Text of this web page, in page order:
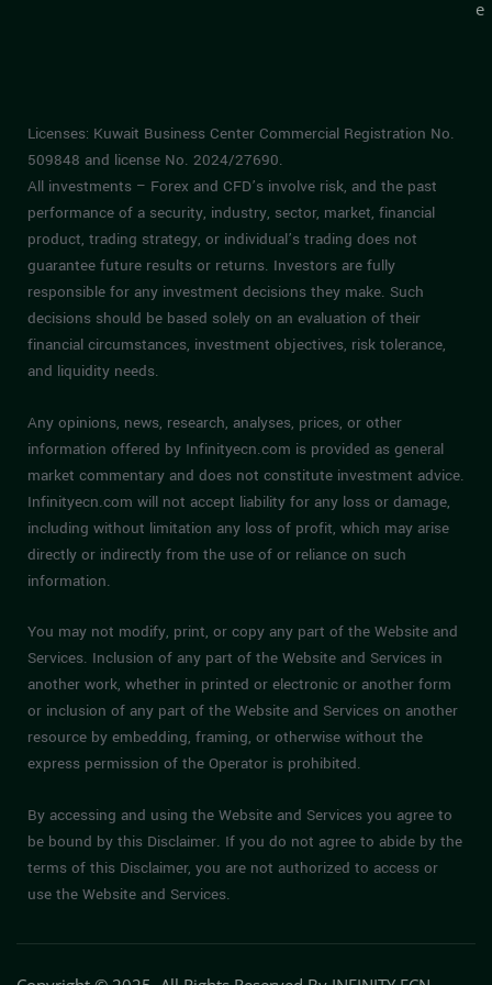
e
Licenses: Kuwait Business Center Commercial Registration No.
509848 and license No. 2024/27690.
All investments – Forex and CFD’s involve risk, and the past
performance of a security, industry, sector, market, financial
product, trading strategy, or individual’s trading does not
guarantee future results or returns. Investors are fully
responsible for any investment decisions they make. Such
decisions should be based solely on an evaluation of their
financial circumstances, investment objectives, risk tolerance,
and liquidity needs.
Any opinions, news, research, analyses, prices, or other
information offered by Infinityecn.com is provided as general
market commentary and does not constitute investment advice.
Infinityecn.com will not accept liability for any loss or damage,
including without limitation any loss of profit, which may arise
directly or indirectly from the use of or reliance on such
information.
You may not modify, print, or copy any part of the Website and
Services. Inclusion of any part of the Website and Services in
another work, whether in printed or electronic or another form
or inclusion of any part of the Website and Services on another
resource by embedding, framing, or otherwise without the
express permission of the Operator is prohibited.
By accessing and using the Website and Services you agree to
be bound by this Disclaimer. If you do not agree to abide by the
terms of this Disclaimer, you are not authorized to access or
use the Website and Services.